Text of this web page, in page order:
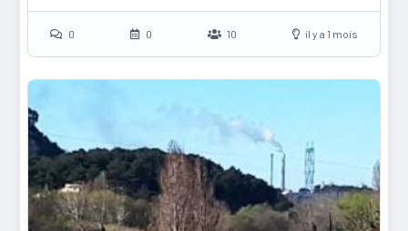
0 0 10 il y a 1 mois